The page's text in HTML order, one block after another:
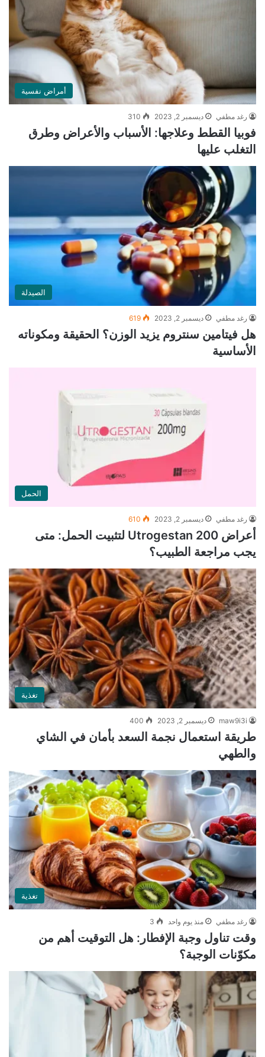
أمراض نفسية
رغد مطفي ديسمبر 2, 2023 310
فوبيا القطط وعلاجها: الأسباب والأعراض وطرق
التغلب عليها
الصيدلة
رغد مطفي ديسمبر 2, 2023 619
هل فيتامين سنتروم يزيد الوزن؟ الحقيقة ومكوناته
الأساسية
الحمل
رغد مطفي ديسمبر 2, 2023 610
أعراض Utrogestan 200 لتثبيت الحمل: متى
يجب مراجعة الطبيب؟
تغذية
maw9i3i ديسمبر 2, 2023 400
طريقة استعمال نجمة السعد بأمان في الشاي
والطهي
تغذية
رغد مطفي منذ يوم واحد 3
وقت تناول وجبة الإفطار: هل التوقيت أهم من
مكوّنات الوجبة؟